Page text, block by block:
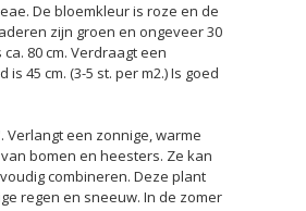
De bloemkleur is roze en de
zijn groen en ongeveer 30
80 cm. Verdraagt een
45 cm. (3-5 st. per m2.) Is goed
een zonnige, warme
bomen en heesters. Ze kan
combineren. Deze plant
regen en sneeuw. In de zomer